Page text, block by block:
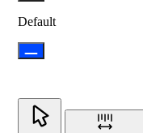
Default